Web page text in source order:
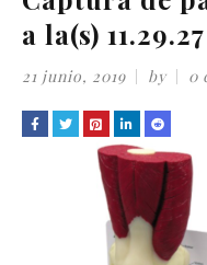
a la(s) 11.29.27
21 junio, 2019 by 0